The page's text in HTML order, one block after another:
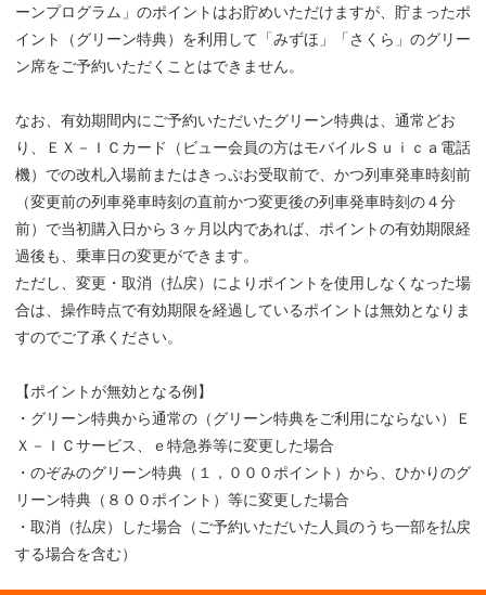
ーンプログラム」のポイントはお貯めいただけますが、貯まったポ
イント（グリーン特典）を利用して「みずほ」「さくら」のグリー
ン席をご予約いただくことはできません。
なお、有効期間内にご予約いただいたグリーン特典は、通常どお
り、ＥＸ－ＩＣカード（ビュー会員の方はモバイルＳｕｉｃａ電話
機）での改札入場前またはきっぷお受取前で、かつ列車発車時刻前
（変更前の列車発車時刻の直前かつ変更後の列車発車時刻の４分
前）で当初購入日から３ヶ月以内であれば、ポイントの有効期限経
過後も、乗車日の変更ができます。
ただし、変更・取消（払戻）によりポイントを使用しなくなった場
合は、操作時点で有効期限を経過しているポイントは無効となりま
すのでご了承ください。
【ポイントが無効となる例】
・グリーン特典から通常の（グリーン特典をご利用にならない）Ｅ
Ｘ－ＩＣサービス、ｅ特急券等に変更した場合
・のぞみのグリーン特典（１，０００ポイント）から、ひかりのグ
リーン特典（８００ポイント）等に変更した場合
・取消（払戻）した場合（ご予約いただいた人員のうち一部を払戻
する場合を含む）